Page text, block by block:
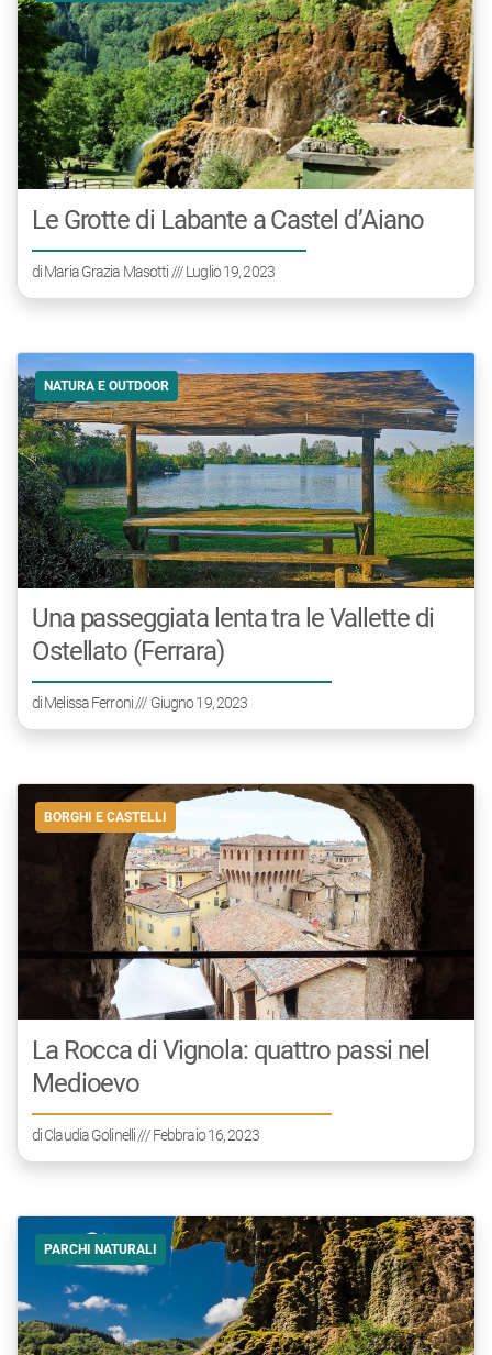
Le Grotte di Labante a Castel d’Aiano
diMaria Grazia Masotti /// Luglio 19, 2023
NATURA E OUTDOOR
Una passeggiata lenta tra le Vallette di
Ostellato (Ferrara)
diMelissa Ferroni/// Giugno 19, 2023
BORGHI E CASTELLI
La Rocca di Vignola: quattro passi nel
Medioevo
diClaudia Golinelli/// Febbraio 16, 2023
PARCHI NATURALI